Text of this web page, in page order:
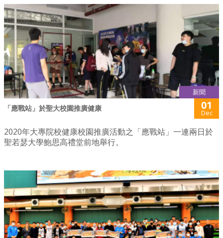
新聞
「應戰站」於聖大校園推廣健康 01
Dec
2020年大專院校健康校園推廣活動之「應戰站」一連兩日於
聖若瑟大學鮑思高禮堂前地舉行。